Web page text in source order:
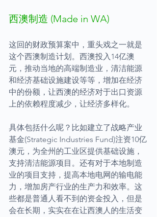
西澳制造 (Made in WA)
这回的财政预算案中，重头戏之一就是
这个西澳制造计划。西澳投入14亿澳
元，推动当地的高端制造业，清洁能源
和经济基础设施建设等等，增加在经济
中的份额，让西澳的经济对于出口资源
上的依赖程度减少，让经济多样化。
具体包括什么呢？比如建立了战略产业
基金(Strategic Industries Fund)注资10亿
澳元，为全州的工业区提供基础设施，
支持清洁能源项目。还有对于本地制造
业的项目支持，提高本地电网的输电能
力，增加房产行业的生产力和效率。这
些都是普通人看不到的资金投入，但是
会在长期，实实在在让西澳人的生活变